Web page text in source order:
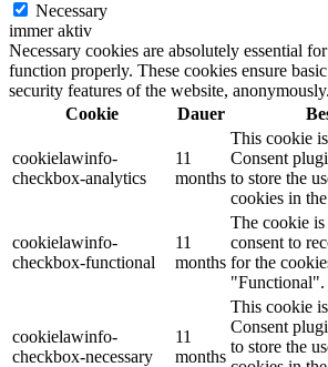
Necessary
immer aktiv
Necessary cookies are absolutely essential
function properly. These cookies ensure
security features of the website, anonymously.
Cookie
Dauer
cookielawinfo-
checkbox-analytics
11
months
This cookie
Consent
to store the
cookies in
cookielawinfo-
checkbox-functional
11
months
The cookie
consent to
for the
"Functional".
cookielawinfo-
checkbox-necessary
11
months
This cookie
Consent
to store the